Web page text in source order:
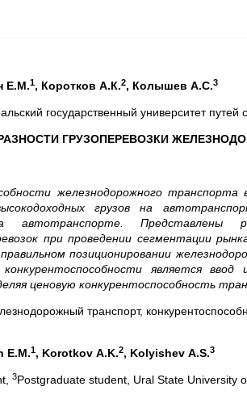
Е.М.1, Коротков А.К.2, Колышев А.С.3
государственный университет
ГРУЗОПЕРЕВОЗКИ
железнодорожного
грузов на
автотранспорте. Представлены
при проведении сегментации
позиционировании
является ввод
ценовую конкурентоспособность
транспорт,
E.M.1, Korotkov A.K.2, Kolyishev A.S.3
3Postgraduate student, Ural State University